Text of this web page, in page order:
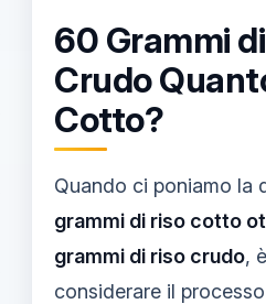
60 Grammi
Crudo
Cotto?
Quando ci poniamo la
grammi di riso cotto
grammi di riso crudo,
considerare il